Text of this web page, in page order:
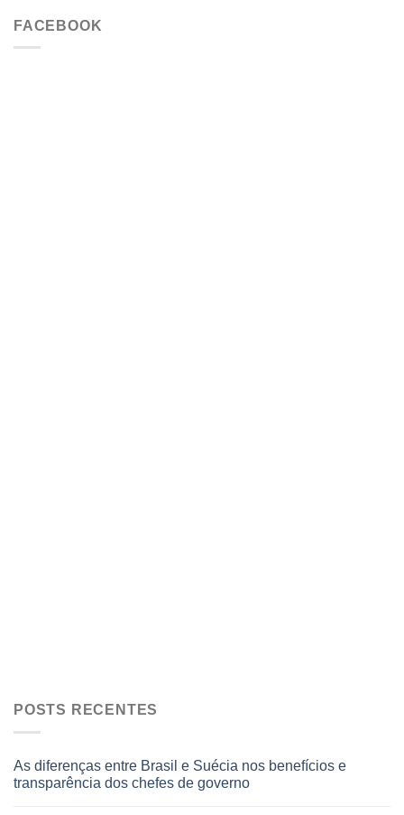
FACEBOOK
POSTS RECENTES
As diferenças entre Brasil e Suécia nos benefícios e
transparência dos chefes de governo